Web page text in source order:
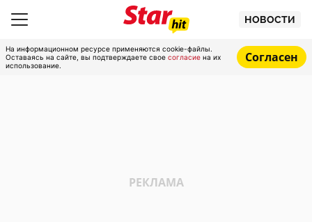
НОВОСТИ
На информационном ресурсе применяются cookie-файлы.
Оставаясь на сайте, вы подтверждаете свое согласие на их
использование.
Согласен